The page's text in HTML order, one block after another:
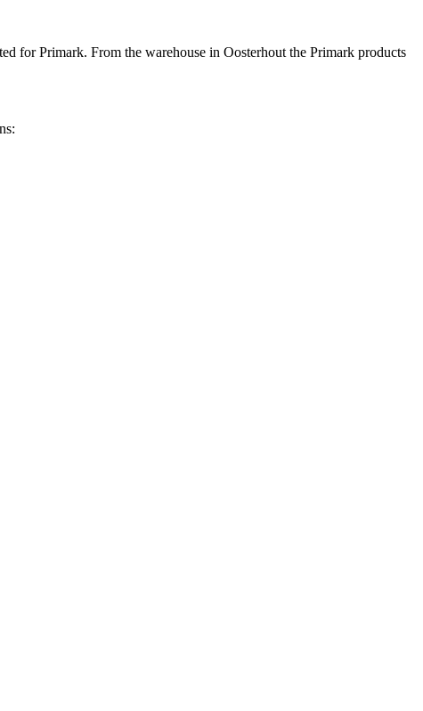
for Primark. From the warehouse in Oosterhout the Primark products